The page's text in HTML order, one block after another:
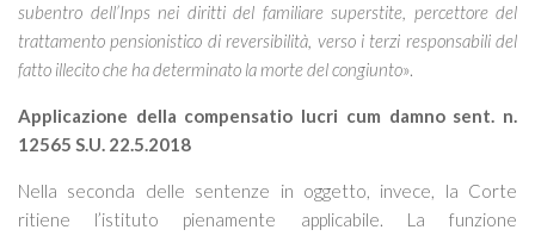
subentro dell’Inps nei diritti del familiare superstite, percettore del
trattamento pensionistico di reversibilità, verso i terzi responsabili del
fatto illecito che ha determinato la morte del congiunto».
Applicazione della compensatio lucri cum damno sent. n.
12565 S.U. 22.5.2018
Nella seconda delle sentenze in oggetto, invece, la Corte
ritiene l’istituto pienamente applicabile. La funzione